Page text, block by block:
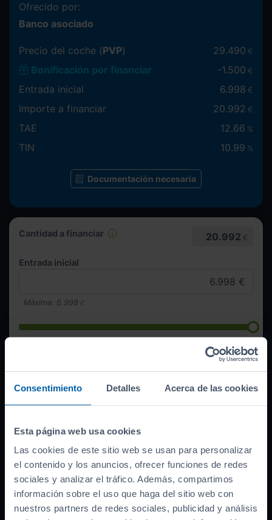
Consentimiento Detalles Acerca de las cookies
Esta página web usa cookies
Las cookies de este sitio web se usan para personalizar
el contenido y los anuncios, ofrecer funciones de redes
sociales y analizar el tráfico. Además, compartimos
información sobre el uso que haga del sitio web con
nuestros partners de redes sociales, publicidad y análisis
Cantidad a financiar 20.992 €
Entrada inicial
Máxima: 6.998 €
Quiero esta cuota
333 €/mes
Ofrecido por:
Banco asociado
Precio del coche (PVP) 29.490 €
Bonificación por financiar -1.500 €
Entrada inicial 6.998 €
Importe a financiar 20.992 €
TAE 12.66 %
TIN 10.99 %
Documentación necesaria
Financiación lineal ofrecida por Sabadell, BBVA, CaixaBank,